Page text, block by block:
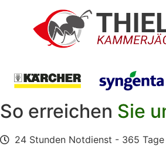
So erreichen Sie
24 Stunden Notdienst - 365 Tage